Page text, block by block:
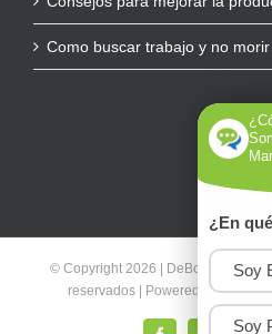
Como buscar trabajo y no
© Copyright 2026 |
reservados | Powered by
¿En
Soy
Soy